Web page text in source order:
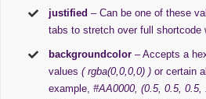
justified – Can be one of these
tabs to stretch over full shortcode
backgroundcolor – Accepts a
values( rgba(0,0,0,0) )or certain
example,#AA0000, (0.5, 0.5,